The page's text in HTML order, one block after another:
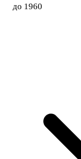
до 1960